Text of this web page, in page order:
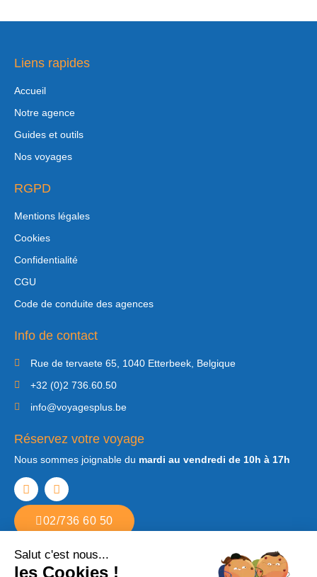
Liens rapides
Accueil
Notre agence
Guides et outils
Nos voyages
RGPD
Mentions légales
Cookies
Confidentialité
CGU
Code de conduite des agences
Info de contact
Rue de tervaete 65, 1040 Etterbeek, Belgique
+32 (0)2 736.60.50
info@voyagesplus.be
Réservez votre voyage
Nous sommes joignable du mardi au vendredi de 10h à 17h
02/736 60 50